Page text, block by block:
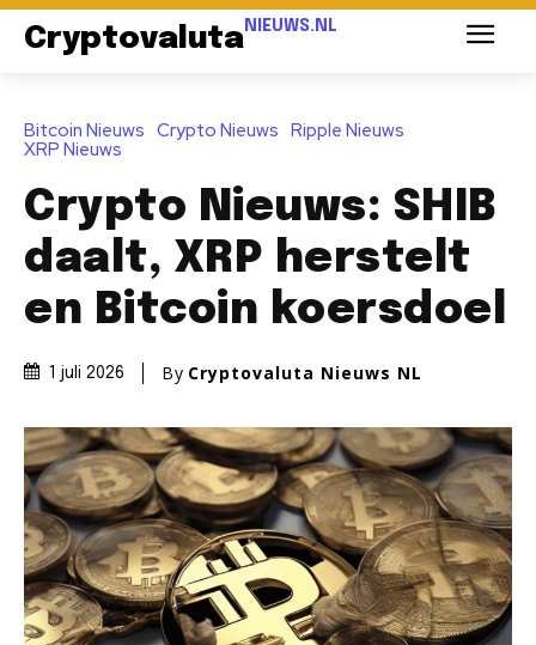
Cryptovaluta NIEUWS.NL
Bitcoin Nieuws Crypto Nieuws Ripple Nieuws
XRP Nieuws
Crypto Nieuws: SHIB
daalt, XRP herstelt
en Bitcoin koersdoel
1 juli 2026 By Cryptovaluta Nieuws NL